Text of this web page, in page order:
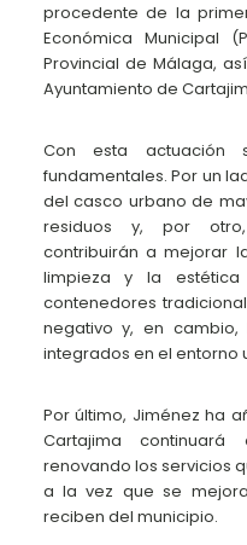
procedente de la
Económica Municipal
Provincial de Málaga,
Ayuntamiento de
Con esta actuación
fundamentales. Por un
del casco urbano de
residuos y, por
contribuirán a mejorar
limpieza y la
contenedores
negativo y, en cambio,
integrados en el entorno
Por último, Jiménez ha
Cartajima
renovando los servicios
a la vez que se
reciben del municipio.